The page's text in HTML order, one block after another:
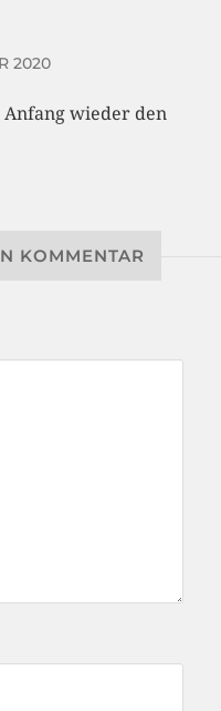
2020
wieder den
KOMMENTAR